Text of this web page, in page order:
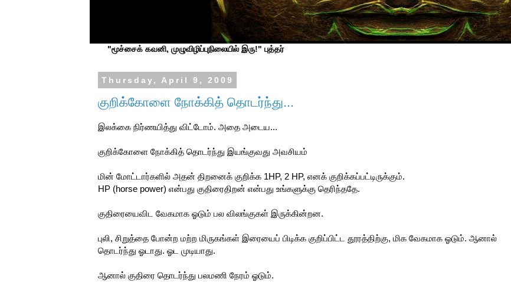
"மூச்சைக் கவனி, முழுவிழிப்புநிலையில் இரு!" புத்தர்
Thursday, April 9, 2009
குறிக்கோளை நோக்கித் தொடர்ந்து...
இலக்கை நிர்ணயித்து விட்டோம். அதை அடைய...
குறிக்கோளை நோக்கித் தொடர்ந்து இயங்குவது அவசியம்
மின் மோட்டார்களில் அதன் திறனைக் குறிக்க 1HP, 2 HP, எனக் குறிக்கப்பட்டிருக்கும்.
HP (horse power) என்பது குதிரைதிறன் என்பது உங்களுக்கு தெரிந்ததே.
குதிரையைவிட வேகமாக ஓடும் பல விலங்குகள் இருக்கின்றன.
புலி, சிறுத்தை போன்ற மற்ற மிருகங்கள் இரையைப் பிடிக்க குறிப்பிட்ட தூரத்திற்கு, மிக வேகமாக ஓடும். ஆனால்
தொடர்ந்து ஓடாது. ஓட முடியாது.
ஆனால் குதிரை தொடர்ந்து பலமணி நேரம் ஓடும்.